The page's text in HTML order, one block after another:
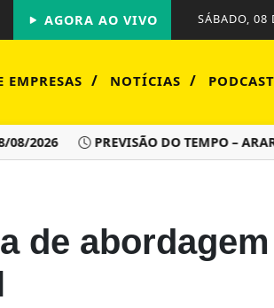
SÁBADO, 08
AGORA AO VIVO
EMPRESAS / NOTÍCIAS /
2026 PREVISÃO DO TEMPO – ARARAS
de